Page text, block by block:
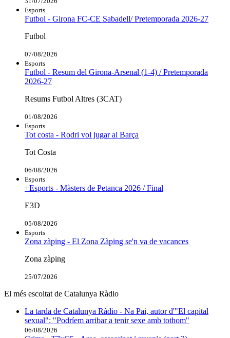
Esports
Futbol - Girona FC-CE Sabadell/ Pretemporada 2026-27
Futbol
07/08/2026
Esports
Futbol - Resum del Girona-Arsenal (1-4) / Pretemporada
2026-27
Resums Futbol Altres (3CAT)
01/08/2026
Esports
Tot costa - Rodri vol jugar al Barça
Tot Costa
06/08/2026
Esports
+Esports - Màsters de Petanca 2026 / Final
E3D
05/08/2026
Esports
Zona zàping - El Zona Zàping se'n va de vacances
Zona zàping
25/07/2026
El més escoltat de Catalunya Ràdio
La tarda de Catalunya Ràdio - Na Pai, autor d'"El capital
sexual": "Podríem arribar a tenir sexe amb tothom"
06/08/2026